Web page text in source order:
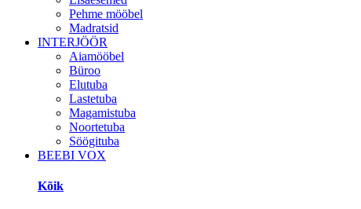
Pehme mööbel
Madratsid
INTERJÖÖR
Aiamööbel
Büroo
Elutuba
Lastetuba
Magamistuba
Noortetuba
Söögituba
BEEBI VOX
Kõik